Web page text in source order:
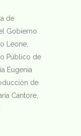
de
Gobierno
Leone,
Público de
Eugenia
de
Cantore,